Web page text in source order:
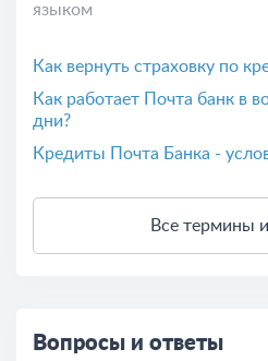
языком
Как вернуть страховку по
​Как работает Почта банк в
дни?
Кредиты Почта Банка -
Все термины
Вопросы и ответы